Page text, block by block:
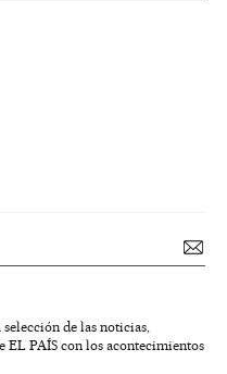
selección de las noticias,
EL PAÍS con los acontecimientos